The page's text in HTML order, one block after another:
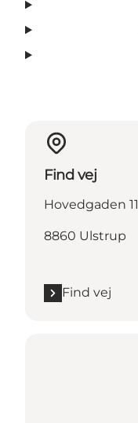
Find vej
Hovedgaden 11
8860 Ulstrup
Find vej